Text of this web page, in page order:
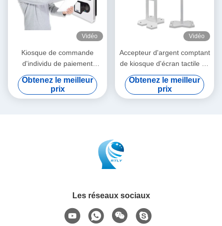
Vidéo
Kiosque de commande
d'individu de paiement
d'individu d'écran tactile pour
le restaurant KFC de
McDonald's
Obtenez le meilleur
prix
Vidéo
Accepteur d'argent comptant
de kiosque d'écran tactile de
HDMI commandant la
machine de paiement de
service d'individu
Obtenez le meilleur
prix
Les réseaux sociaux